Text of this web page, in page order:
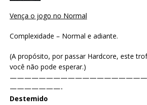
Vença o jogo no Normal
Complexidade – Normal e adiante.
(A propósito, por passar Hardcore, este
você não pode esperar.)
———————-
Destemido